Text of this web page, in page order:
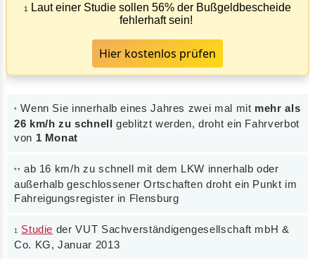
1
Laut einer Studie sollen 56% der Bußgeldbescheide
fehlerhaft sein!
Hier kostenlos prüfen
* Wenn Sie innerhalb eines Jahres zwei mal mit mehr als
26 km/h zu schnell geblitzt werden, droht ein Fahrverbot
von 1 Monat
** ab 16 km/h zu schnell mit dem LKW innerhalb oder
außerhalb geschlossener Ortschaften droht ein Punkt im
Fahreigungsregister in Flensburg
1 Studie der VUT Sachverständigengesellschaft mbH &
Co. KG, Januar 2013